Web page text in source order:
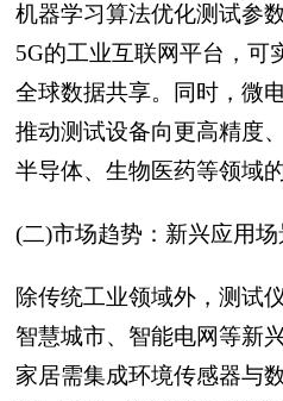
机器学习算法优化测试参
5G的工业互联网平台，可
全球数据共享。同时，微
推动测试设备向更高精度
半导体、生物医药等领域
(二)市场趋势：新兴应用
除传统工业领域外，测试
智慧城市、智能电网等新
家居需集成环境传感器与